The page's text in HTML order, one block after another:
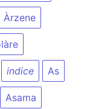
Àrzene
indice As
Asama